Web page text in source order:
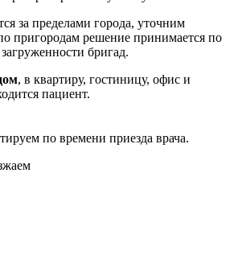
за пределами города, уточним
пригородам решение принимается по
бригад.
, в квартиру, гостиницу, офис и
пациент.
по времени приезда врача.